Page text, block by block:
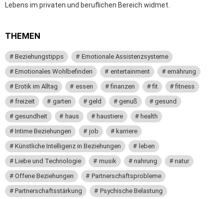
Lebens im privaten und beruflichen Bereich widmet.
THEMEN
Beziehungstipps
Emotionale Assistenzsysteme
Emotionales Wohlbefinden
entertainment
ernährung
Erotik im Alltag
essen finanzen fit
fitness
freizeit
garten geld genuß
gesund
gesundheit
haus haustiere
health
Intime Beziehungen
job
karriere
Künstliche Intelligenz in Beziehungen
leben
Liebe und Technologie
musik nahrung
natur
Offene Beziehungen
Partnerschaftsprobleme
Partnerschaftsstärkung
Psychische Belastung